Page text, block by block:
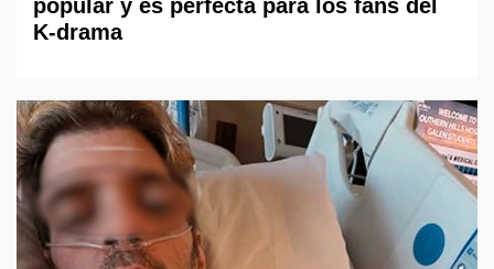
popular y es perfecta para los fans del
K-drama